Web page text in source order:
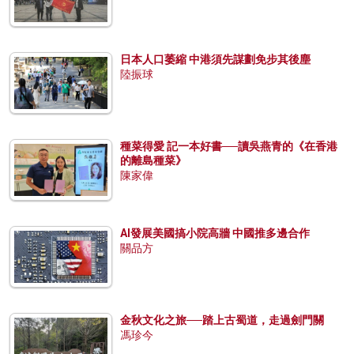
日本人口萎縮 中港須先謀劃免步其後塵
陸振球
種菜得愛 記一本好書──讀吳燕青的《在香港
的離島種菜》
陳家偉
AI發展美國搞小院高牆 中國推多邊合作
關品方
金秋文化之旅──踏上古蜀道，走過劍門關
馮珍今